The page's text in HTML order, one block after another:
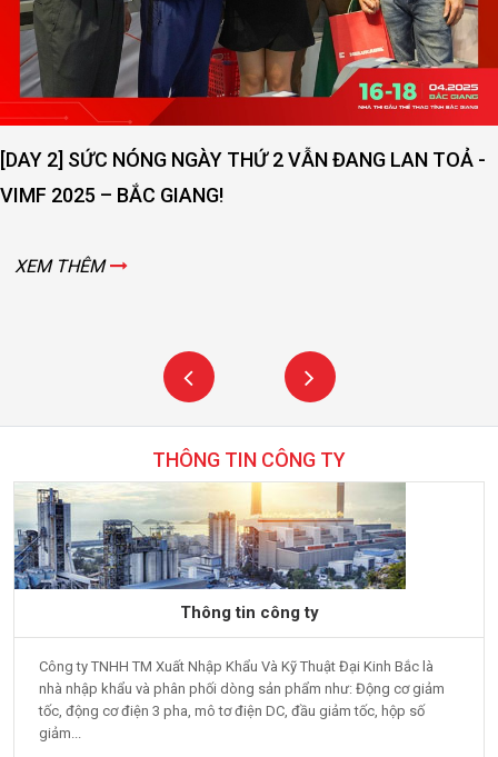
LƯỢNG DỊCH VỤ
XEM THÊM
THÔNG TIN CÔNG TY
Thông tin công ty
Công ty TNHH TM Xuất Nhập Khẩu Và Kỹ Thuật Đại Kinh Bắc là
nhà nhập khẩu và phân phối dòng sản phẩm như: Động cơ giảm
tốc, động cơ điện 3 pha, mô tơ điện DC, đầu giảm tốc, hộp số
giảm...